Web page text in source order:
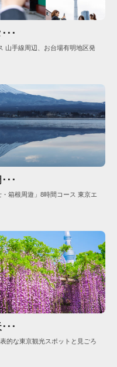
･･
山手線周辺、お台場有明地区発
･･
箱根周遊」8時間コース 東京エ
･･
的な東京観光スポットと見ごろ